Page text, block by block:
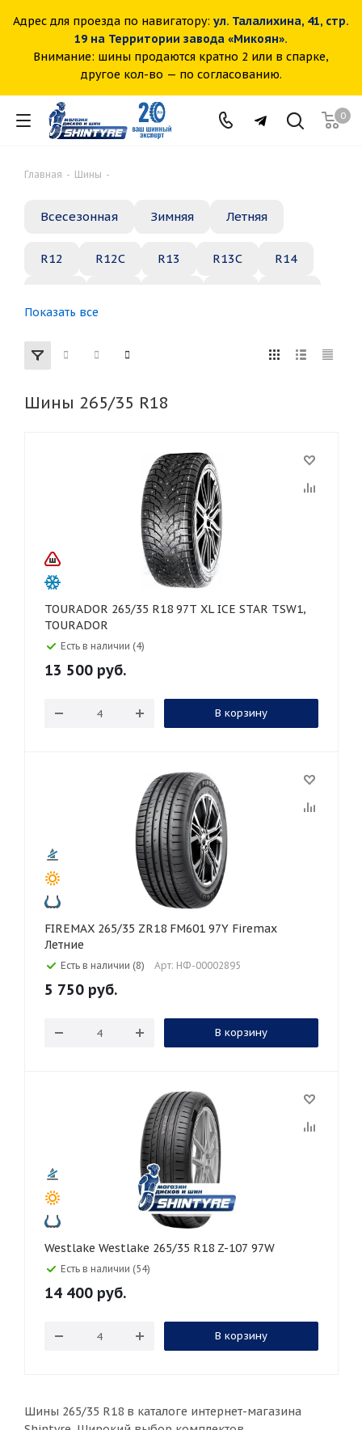
Адрес для проезда по навигатору: ул. Талалихина, 41, стр.
19 на Территории завода «Микоян».
Внимание: шины продаются кратно 2 или в спарке,
другое кол-во — по согласованию.
0
Главная - Шины -
Всесезонная Зимняя Летняя
R12 R12C R13 R13C R14
R22
155 165 185
285 295
40 45
55 70
Показать все
Шины 265/35 R18
TOURADOR 265/35 R18 97T XL ICE STAR TSW1,
TOURADOR
Есть в наличии (4)
13 500 руб.
В корзину
FIREMAX 265/35 ZR18 FM601 97Y Firemax
Летние
Есть в наличии (8) Арт: НФ-00002895
5 750 руб.
В корзину
Westlake Westlake 265/35 R18 Z-107 97W
Есть в наличии (54)
14 400 руб.
В корзину
Шины 265/35 R18 в каталоге интернет-магазина